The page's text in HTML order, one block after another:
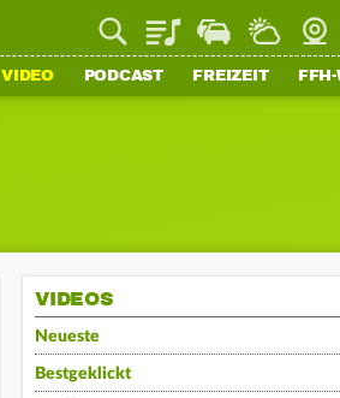
PlaylistStaupilotWetter
VIDEO PODCAST FREIZEIT
VIDEOS
Neueste
Bestgeklickt